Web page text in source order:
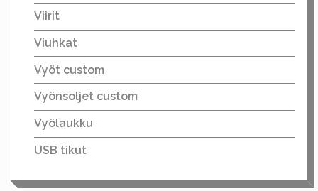
Viirit
Viuhkat
Vyöt custom
Vyönsoljet custom
Vyölaukku
USB tikut